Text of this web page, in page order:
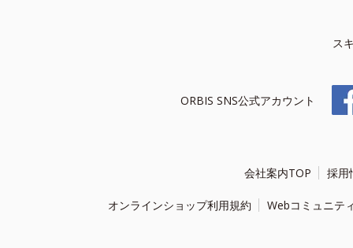
ス
ORBIS SNS公式アカウント
会社案内TOP 採用
オンラインショップ利用規約 Webコミュニテ